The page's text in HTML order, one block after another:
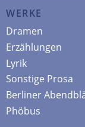
WERKE
Dramen
Erzählungen
Lyrik
Sonstige Prosa
Berliner
Phöbus